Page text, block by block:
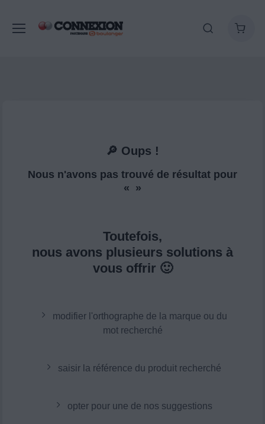
🔎 Oups !
Nous n'avons pas trouvé de résultat pour
« »
Toutefois,
nous avons plusieurs solutions à
vous offrir 🙂
modifier l'orthographe de la marque ou du
mot recherché
saisir la référence du produit recherché
opter pour une de nos suggestions